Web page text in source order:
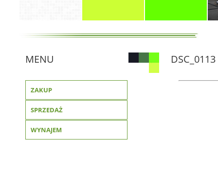
MENU
ZAKUP
SPRZEDAŻ
WYNAJEM
DSC_0113